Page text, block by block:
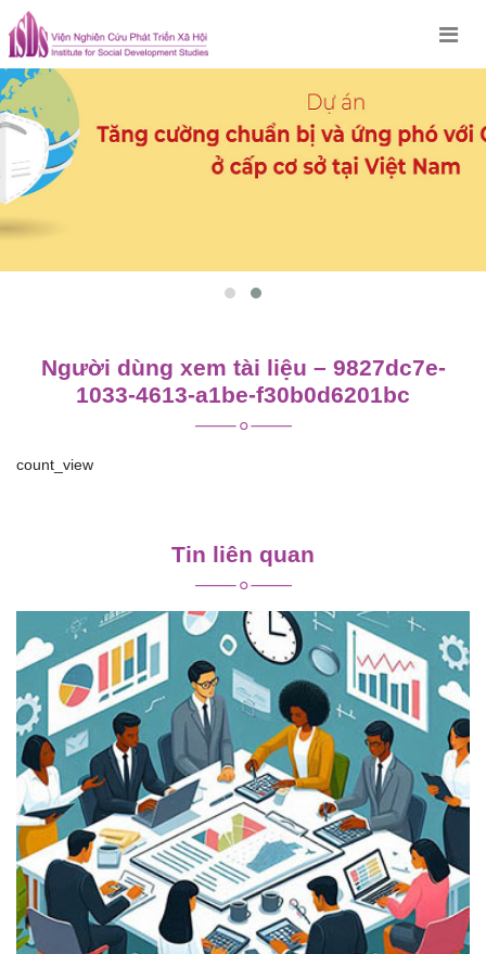
Skip
to
content
Người dùng xem tài liệu – 9827dc7e-
1033-4613-a1be-f30b0d6201bc
count_view
viết
Tin liên quan